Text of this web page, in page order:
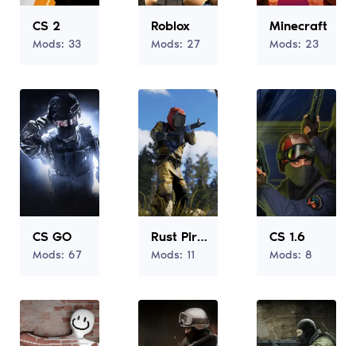
CS 2
Mods: 33
Roblox
Mods: 27
Minecraft
Mods: 23
CS GO
Mods: 67
Rust Pirate
Mods: 11
CS 1.6
Mods: 8